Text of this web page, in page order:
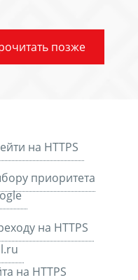
позже
на HTTPS
приоритета
на HTTPS
на HTTPS